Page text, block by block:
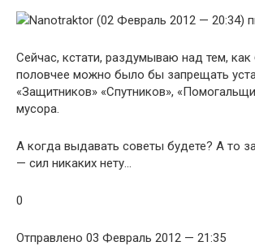
Nanotraktor (02 Февраль 2012 — 20:34)
Сейчас, кстати, раздумываю над тем, как
половчее можно было бы запрещать
«Защитников» «Спутников»,
мусора.
А когда выдавать советы будете? А то
— сил никаких нету…
0
Отправлено 03 Февраль 2012 — 21:35